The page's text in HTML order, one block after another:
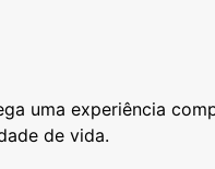
uma experiência
de vida.